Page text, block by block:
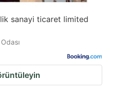
sanayi ticaret limited